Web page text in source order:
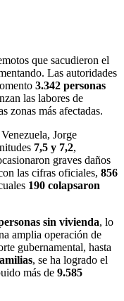
que sacudieron el
Las autoridades
3.342 personas
las labores de
zonas más afectadas.
Jorge
7,5 y 7,2,
graves daños
las cifras oficiales, 856
190 colapsaron
sin vivienda, lo
amplia operación de
gubernamental, hasta
, se ha logrado el
más de 9.585